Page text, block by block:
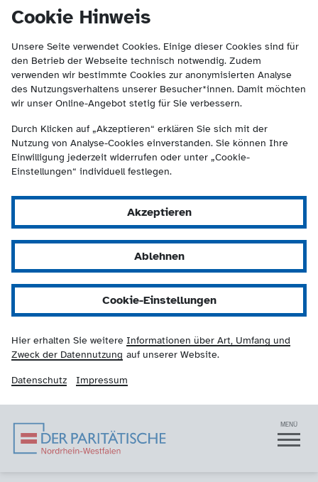
Cookie Hinweis
Unsere Seite verwendet Cookies. Einige dieser Cookies sind für
den Betrieb der Webseite technisch notwendig. Zudem
verwenden wir bestimmte Cookies zur anonymisierten Analyse
des Nutzungsverhaltens unserer Besucher*innen. Damit möchten
wir unser Online-Angebot stetig für Sie verbessern.
Durch Klicken auf „Akzeptieren“ erklären Sie sich mit der
Nutzung von Analyse-Cookies einverstanden. Sie können Ihre
Einwilligung jederzeit widerrufen oder unter „Cookie-
Einstellungen“ individuell festlegen.
Akzeptieren
Ablehnen
Cookie-Einstellungen
Hier erhalten Sie weitere Informationen über Art, Umfang und
Zweck der Datennutzung auf unserer Website.
Datenschutz Impressum
Der Paritätische NRW
springen
(Kontakt und Suche) springen.
Navigation MENÜ